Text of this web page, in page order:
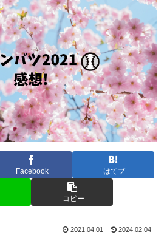
Facebook はてブ
コピー
2021.04.01 2024.02.04